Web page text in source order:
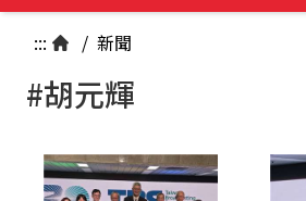
::: / 新聞
#胡元輝